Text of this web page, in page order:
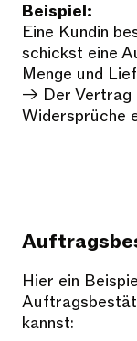
Beispiel:
Eine Kundin
schickst eine
Menge und
→ Der Vertrag
Widersprüche
Hier ein
kannst: